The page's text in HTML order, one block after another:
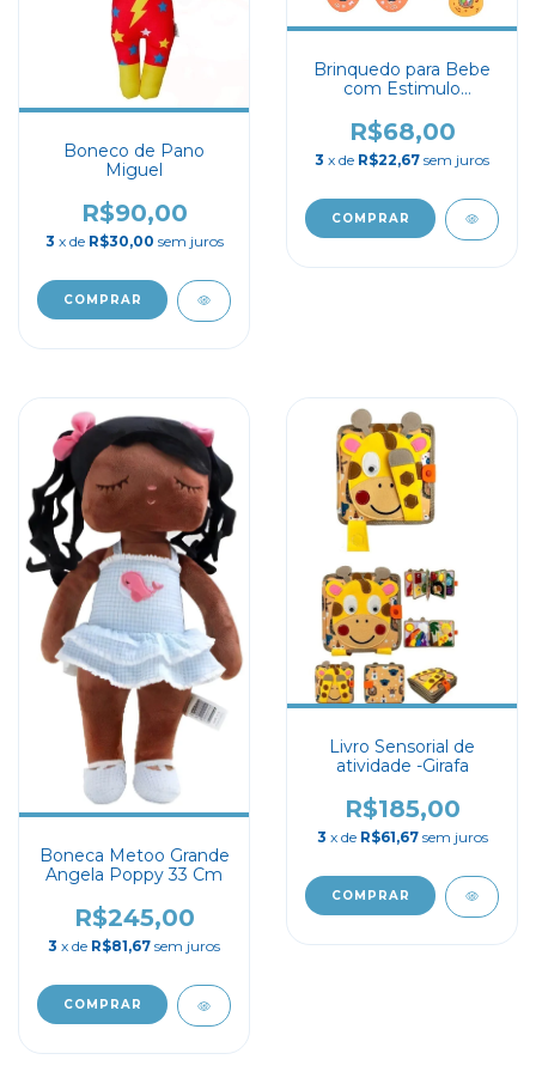
Boneco de Pano
Miguel
R$90,00
3 x de R$30,00 sem juros
Brinquedo para Bebe
com Estimulo
R$68,00
3 x de R$22,67 sem juros
Boneca Metoo Grande
Angela Poppy 33 Cm
R$245,00
3 x de R$81,67 sem juros
Livro Sensorial de
atividade -Girafa
R$185,00
3 x de R$61,67 sem juros